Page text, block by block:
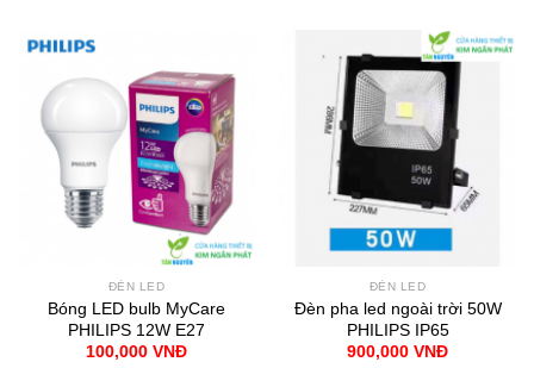
ĐÈN LED
Bóng LED bulb MyCare
PHILIPS 12W E27
100,000 VNĐ
ĐÈN LED
Đèn pha led ngoài trời 50W
PHILIPS IP65
900,000 VNĐ